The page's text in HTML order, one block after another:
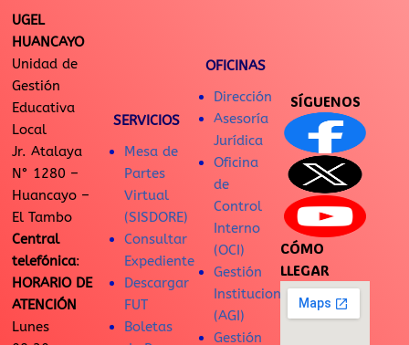
UGEL
HUANCAYO
Unidad de
Gestión
Educativa
Local
Jr. Atalaya
N° 1280 –
Huancayo –
El Tambo
Central
telefónica:
HORARIO DE
ATENCIÓN
Lunes
SERVICIOS
Mesa de
Partes
Virtual
(SISDORE)
Consultar
Expediente
Descargar
FUT
Boletas
OFICINAS
Dirección
Asesoría
Jurídica
Oficina
de
Control
Interno
(OCI)
Gestión
Institucional
(AGI)
Gestión
SÍGUENOS
CÓMO
LLEGAR